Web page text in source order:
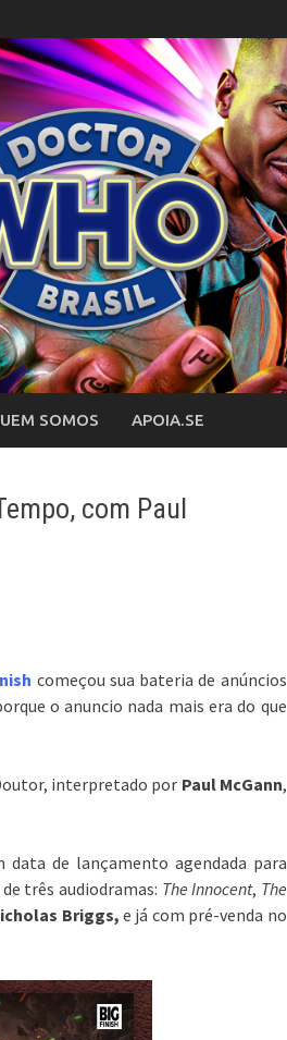
SOMOS APOIA.SE
com Paul
começou sua bateria de anúncios
o anuncio nada mais era do que
interpretado por Paul McGann,
data de lançamento agendada para
três audiodramas: The Innocent, The
Briggs,e já com pré-venda no